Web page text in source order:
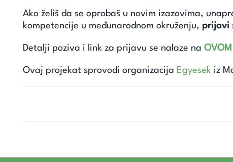
Ako želiš da se oprobaš u novim izazovima,
kompetencije u međunarodnom okruženju, prijavi
Detalji poziva i link za prijavu se nalaze naOVOM
Ovaj projekat sprovodi organizacija Egyesek iz